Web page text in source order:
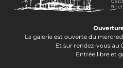
La galerie est ouverte du
Et sur rendez-vous au
Entrée libre et